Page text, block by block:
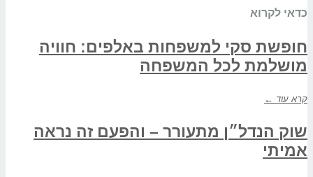
כדאי לקרוא
חופשת סקי למשפחות באלפים: חוויה
מושלמת לכל המשפחה
קרא עוד ←
שוק הנדל״ן מתעורר – והפעם זה נראה
אמיתי